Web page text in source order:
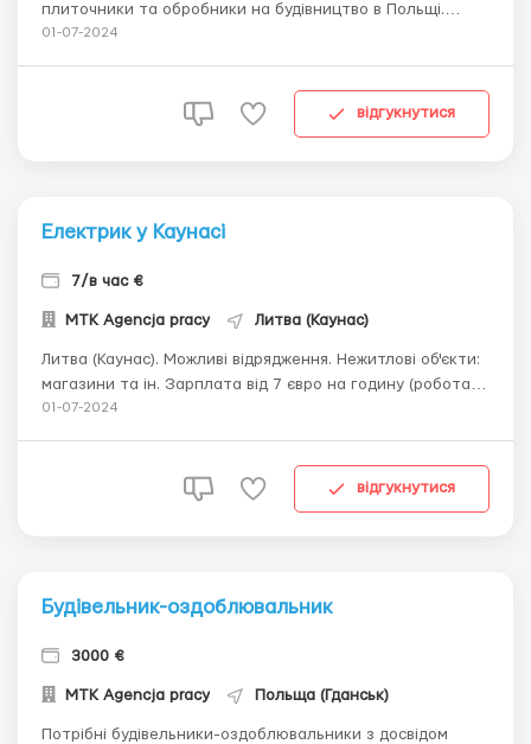
плиточники та обробники на будівництво в Польщі.
Бажано наявність польської візи. Де працювати?
30 злотих на годину, залежить від конкре...
01-07-2024
відгукнутися
Електрик у Каунасі
7/в час €
МТК Agencja pracy Литва (Каунас)
Литва (Каунас). Можливі відрядження. Нежитлові об'єкти:
магазини та ін. Зарплата від 7 євро на годину (робота у
вихідні * на 1,5). Можливе значне підвищення зарплати
+48(792)069-346 ...
01-07-2024
відгукнутися
Будівельник-оздоблювальник
3000 €
МТК Agencja pracy Польща (Гданськ)
Потрібні будівельники-оздоблювальники з досвідом